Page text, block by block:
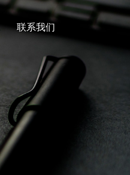
联系我们